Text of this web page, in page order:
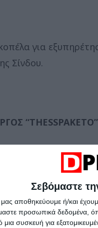
Σεβόμαστε
μας αποθηκεύουμε ή/και
προσωπικά δεδομένα,
συσκευή για
για
Σίνδου.
“THESSPAKETO”
(11.00-
δεμάτων στη
μηχανής από